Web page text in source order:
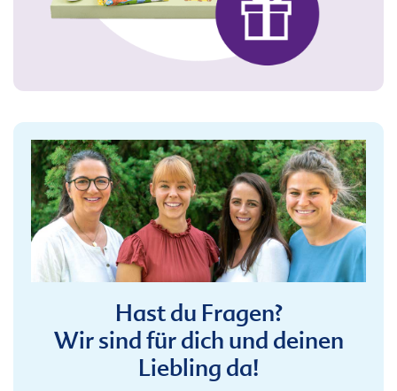
Hast du Fragen?
Wir sind für dich und deinen
Liebling da!